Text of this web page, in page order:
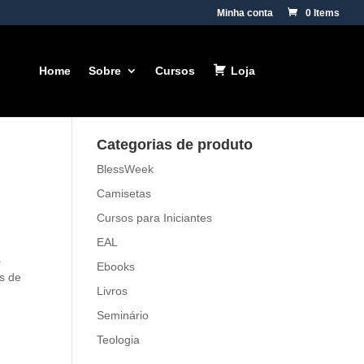
Minha conta 0 Items
Home Sobre Cursos Loja
de
Categorias de produto
BlessWeek
Camisetas
Cursos para Iniciantes
EAL
Ebooks
Livros
Seminário
Teologia